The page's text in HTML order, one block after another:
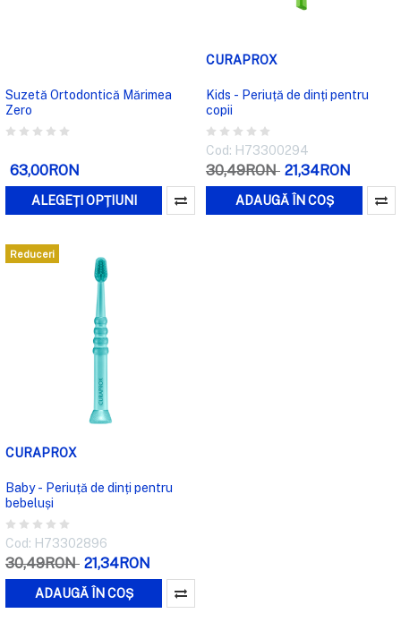
Suzetă Ortodontică Mărimea
Zero
63,00RON
ALEGEȚI OPȚIUNI
CURAPROX
Kids - Periuță de dinți pentru
copii
Cod: H73300294
30,49RON 21,34RON
ADAUGĂ ÎN COȘ
Reduceri
CURAPROX
Baby - Periuță de dinți pentru
bebeluși
Cod: H73302896
30,49RON 21,34RON
ADAUGĂ ÎN COȘ